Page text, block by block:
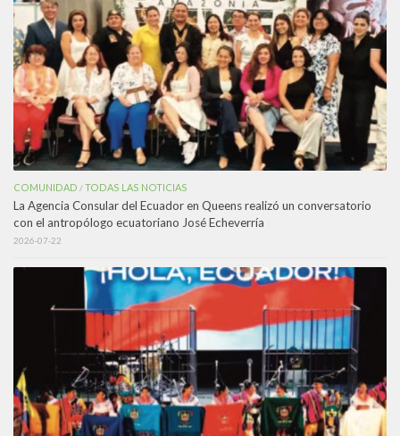
COMUNIDAD /TODAS LAS NOTICIAS
La Agencia Consular del Ecuador en Queens realizó un conversatorio
con el antropólogo ecuatoriano José Echeverría
2026-07-22